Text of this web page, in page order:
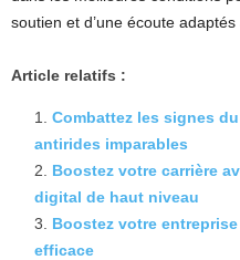
soutien et d’une écoute adaptés
Article relatifs :
Combattez les signes
antirides imparables
Boostez votre carrière
digital de haut niveau
Boostez votre
efficace